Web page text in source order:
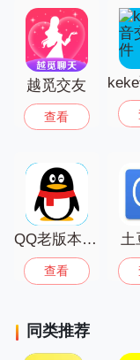
越觅交友
查看
QQ老版本2026
查看
土
同类推荐